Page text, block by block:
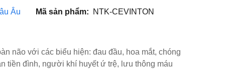
Âu Mã sản phẩm:
NTK-CEVINTON
não với các biểu hiện: đau đầu, hoa mắt, chóng
tiền đình, người khí huyết ứ trệ, lưu thông máu